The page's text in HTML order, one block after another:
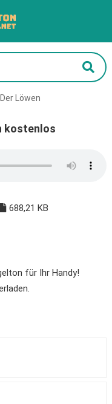
Löwen
kostenlos
688,21 KB
für Ihr Handy!